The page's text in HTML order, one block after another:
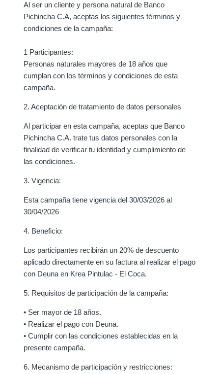
Al ser un cliente y persona natural de Banco
Pichincha C.A, aceptas los siguientes términos y
condiciones de la campaña:
1 Participantes:
Personas naturales mayores de 18 años que
cumplan con los términos y condiciones de esta
campaña.
2. Aceptación de tratamiento de datos personales
Al participar en esta campaña, aceptas que Banco
Pichincha C.A. trate tus datos personales con la
finalidad de verificar tu identidad y cumplimiento de
las condiciones.
3. Vigencia:
Esta campaña tiene vigencia del 30/03/2026 al
30/04/2026
4. Beneficio:
Los participantes recibirán un 20% de descuento
aplicado directamente en su factura al realizar el pago
con Deuna en Krea Pintulac - El Coca.
5. Requisitos de participación de la campaña:
• Ser mayor de 18 años.
• Realizar el pago con Deuna.
• Cumplir con las condiciones establecidas en la
presente campaña.
6. Mecanismo de participación y restricciones: